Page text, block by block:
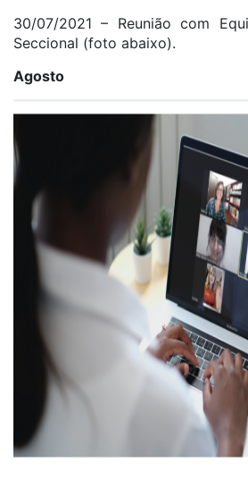
30/07/2021 – Reunião com
Seccional (foto abaixo).
Agosto